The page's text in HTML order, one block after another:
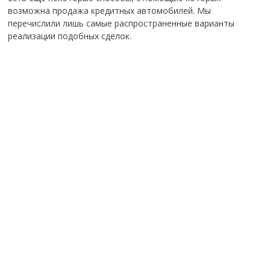
возможна продажа кредитных автомобилей. Мы
перечислили лишь самые распространенные варианты
реализации подобных сделок.